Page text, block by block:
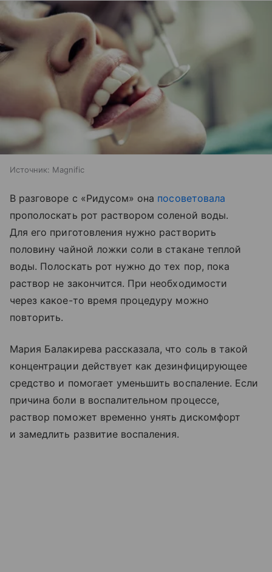
Источник: Magnific
В разговоре с «Ридусом» она посоветовала
прополоскать рот раствором соленой воды.
Для его приготовления нужно растворить
половину чайной ложки соли в стакане теплой
воды. Полоскать рот нужно до тех пор, пока
раствор не закончится. При необходимости
через какое-то время процедуру можно
повторить.
Мария Балакирева рассказала, что соль в такой
концентрации действует как дезинфицирующее
средство и помогает уменьшить воспаление. Если
причина боли в воспалительном процессе,
раствор поможет временно унять дискомфорт
и замедлить развитие воспаления.